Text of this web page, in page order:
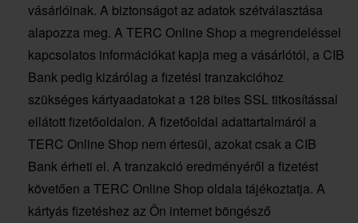
vásárlóinak. A biztonságot az adatok szétválasztása
alapozza meg. A TERC Online Shop a megrendeléssel
kapcsolatos információkat kapja meg a vásárlótól, a CIB
Bank pedig kizárólag a fizetési tranzakcióhoz
szükséges kártyaadatokat a 128 bites SSL titkosítással
ellátott fizetőoldalon. A fizetőoldal adattartalmáról a
TERC Online Shop nem értesül, azokat csak a CIB
Bank érheti el. A tranzakció eredményéről a fizetést
követően a TERC Online Shop oldala tájékoztatja. A
kártyás fizetéshez az Ön internet böngésző